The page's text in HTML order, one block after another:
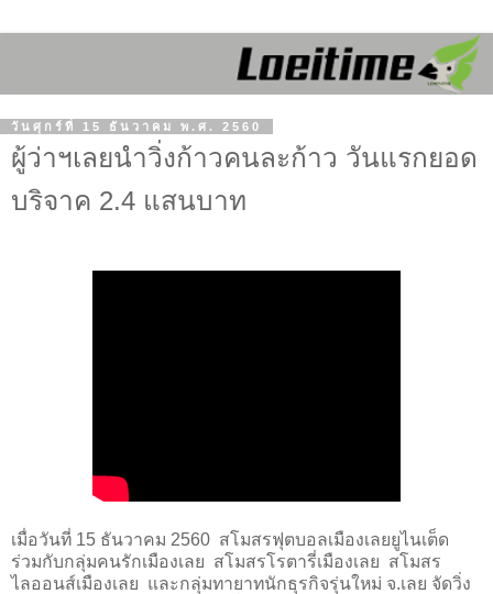
วันศุกร์ที่ 15 ธันวาคม พ.ศ. 2560
ผู้ว่าฯเลยนำวิ่งก้าวคนละก้าว วันแรกยอด
บริจาค 2.4 แสนบาท
เมื่อวันที่ 15 ธันวาคม 2560 สโมสรฟุตบอลเมืองเลยยูไนเต็ด
ร่วมกับกลุ่มคนรักเมืองเลย สโมสรโรตารี่เมืองเลย สโมสร
ไลออนส์เมืองเลย และกลุ่มทายาทนักธุรกิจรุ่นใหม่ จ.เลย จัดวิ่ง